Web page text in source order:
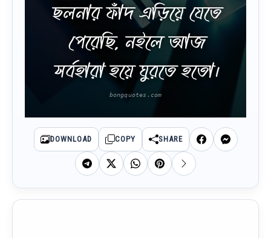
ছলনার ফাঁদ এড়িয়ে যেতে
পেরেছি, নইলে আজ
সর্বহারা হয়ে ঘুরতে হতো।
DOWNLOAD COPY SHARE